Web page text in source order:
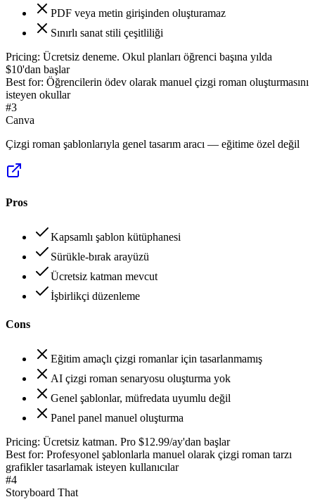
PDF veya metin girişinden oluşturamaz
Sınırlı sanat stili çeşitliliği
Pricing: Ücretsiz deneme. Okul planları öğrenci başına yılda
$10'dan başlar
Best for: Öğrencilerin ödev olarak manuel çizgi roman oluşturmasını
isteyen okullar
#3
Canva
Çizgi roman şablonlarıyla genel tasarım aracı — eğitime özel değil
Pros
Kapsamlı şablon kütüphanesi
Sürükle-bırak arayüzü
Ücretsiz katman mevcut
İşbirlikçi düzenleme
Cons
Eğitim amaçlı çizgi romanlar için tasarlanmamış
AI çizgi roman senaryosu oluşturma yok
Genel şablonlar, müfredata uyumlu değil
Panel panel manuel oluşturma
Pricing: Ücretsiz katman. Pro $12.99/ay'dan başlar
Best for: Profesyonel şablonlarla manuel olarak çizgi roman tarzı
grafikler tasarlamak isteyen kullanıcılar
#4
Storyboard That